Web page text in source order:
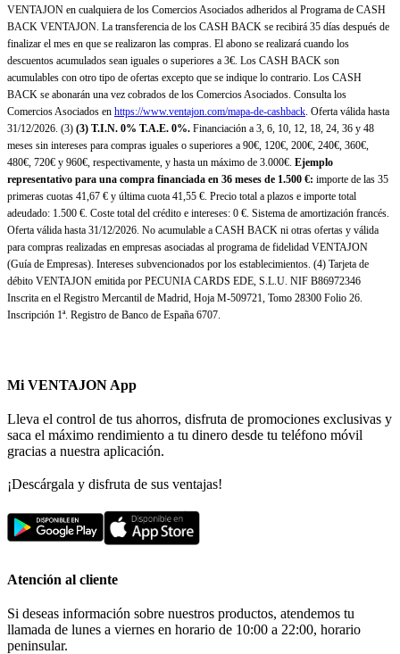
VENTAJON en cualquiera de los Comercios Asociados adheridos al Programa de CASH
BACK VENTAJON. La transferencia de los CASH BACK se recibirá 35 días después de
finalizar el mes en que se realizaron las compras. El abono se realizará cuando los
descuentos acumulados sean iguales o superiores a 3€. Los CASH BACK son
acumulables con otro tipo de ofertas excepto que se indique lo contrario. Los CASH
BACK se abonarán una vez cobrados de los Comercios Asociados. Consulta los
Comercios Asociados en https://www.ventajon.com/mapa-de-cashback. Oferta válida hasta
31/12/2026. (3) (3) T.I.N. 0% T.A.E. 0%. Financiación a 3, 6, 10, 12, 18, 24, 36 y 48
meses sin intereses para compras iguales o superiores a 90€, 120€, 200€, 240€, 360€,
480€, 720€ y 960€, respectivamente, y hasta un máximo de 3.000€. Ejemplo
representativo para una compra financiada en 36 meses de 1.500 €: importe de las 35
primeras cuotas 41,67 € y última cuota 41,55 €. Precio total a plazos e importe total
adeudado: 1.500 €. Coste total del crédito e intereses: 0 €. Sistema de amortización francés.
Oferta válida hasta 31/12/2026. No acumulable a CASH BACK ni otras ofertas y válida
para compras realizadas en empresas asociadas al programa de fidelidad VENTAJON
(Guía de Empresas). Intereses subvencionados por los establecimientos. (4) Tarjeta de
débito VENTAJON emitida por PECUNIA CARDS EDE, S.L.U. NIF B86972346
Inscrita en el Registro Mercantil de Madrid, Hoja M-509721, Tomo 28300 Folio 26.
Inscripción 1ª. Registro de Banco de España 6707.
Mi VENTAJON App
Lleva el control de tus ahorros, disfruta de promociones exclusivas y
saca el máximo rendimiento a tu dinero desde tu teléfono móvil
gracias a nuestra aplicación.
¡Descárgala y disfruta de sus ventajas!
Atención al cliente
Si deseas información sobre nuestros productos, atendemos tu
llamada de lunes a viernes en horario de 10:00 a 22:00, horario
peninsular.